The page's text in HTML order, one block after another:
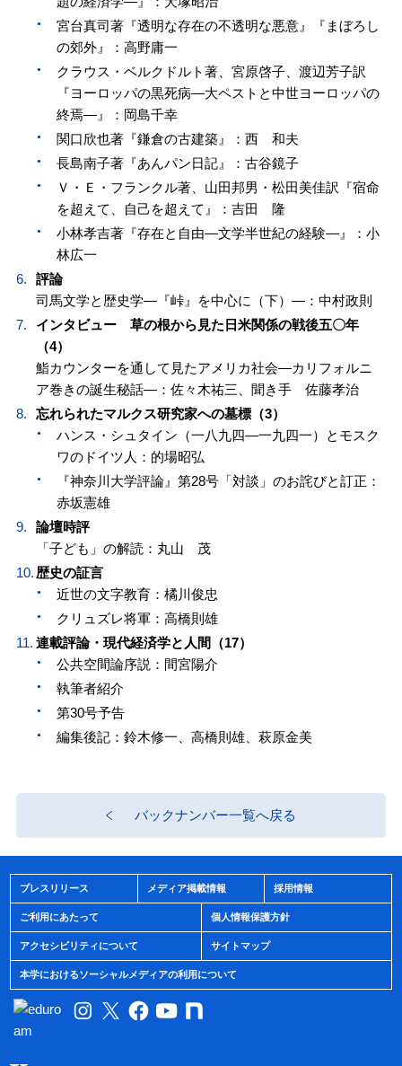
宮台真司著『透明な存在の不透明な悪意』『まぼろし
の郊外』：高野庸一
クラウス・ベルクドルト著、宮原啓子、渡辺芳子訳
『ヨーロッパの黒死病—大ペストと中世ヨーロッパの
終焉—』：岡島千幸
関口欣也著『鎌倉の古建築』：西 和夫
長島南子著『あんパン日記』：古谷鏡子
Ｖ・Ｅ・フランクル著、山田邦男・松田美佳訳『宿命
を超えて、自己を超えて』：吉田 隆
小林孝吉著『存在と自由—文学半世紀の経験—』：小
林広一
評論
司馬文学と歴史学—『峠』を中心に（下）—：中村政則
インタビュー 草の根から見た日米関係の戦後五〇年
（4）
鮨カウンターを通して見たアメリカ社会—カリフォルニ
ア巻きの誕生秘話—：佐々木祐三、聞き手 佐藤孝治
忘れられたマルクス研究家への墓標（3）
ハンス・シュタイン（一八九四—一九四一）とモスク
ワのドイツ人：的場昭弘
『神奈川大学評論』第28号「対談」のお詫びと訂正：
赤坂憲雄
論壇時評
「子ども」の解読：丸山 茂
歴史の証言
近世の文字教育：橘川俊忠
クリュズレ将軍：高橋則雄
連載評論・現代経済学と人間（17）
公共空間論序説：間宮陽介
執筆者紹介
第30号予告
編集後記：鈴木修一、高橋則雄、萩原金美
バックナンバー一覧へ戻る
プレスリリース メディア掲載情報 採用情報
ご利用にあたって 個人情報保護方針
アクセシビリティについて サイトマップ
本学におけるソーシャルメディアの利用について